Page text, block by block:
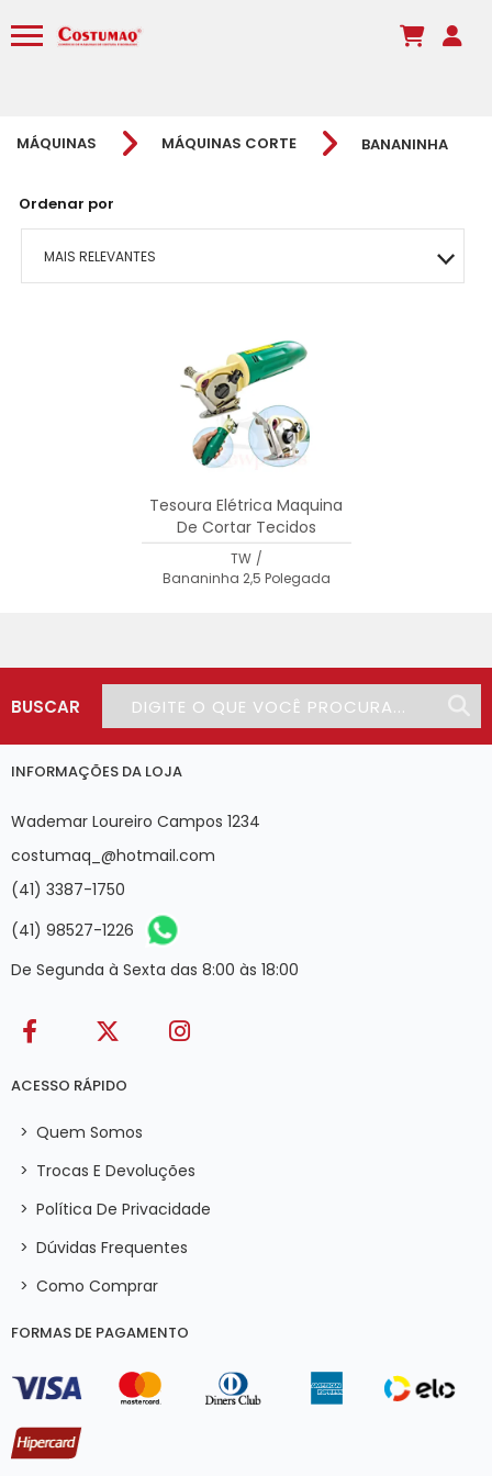
MÁQUINAS MÁQUINAS CORTE BANANINHA
Ordenar por
MAIS RELEVANTES
Tesoura Elétrica Maquina
De Cortar Tecidos
TW /
Bananinha 2,5 Polegada
BUSCAR
INFORMAÇÕES DA LOJA
Wademar Loureiro Campos 1234
costumaq_@hotmail.com
(41) 3387-1750
(41) 98527-1226
De Segunda à Sexta das 8:00 às 18:00
ACESSO RÁPIDO
> Quem Somos
> Trocas E Devoluções
> Política De Privacidade
> Dúvidas Frequentes
> Como Comprar
FORMAS DE PAGAMENTO